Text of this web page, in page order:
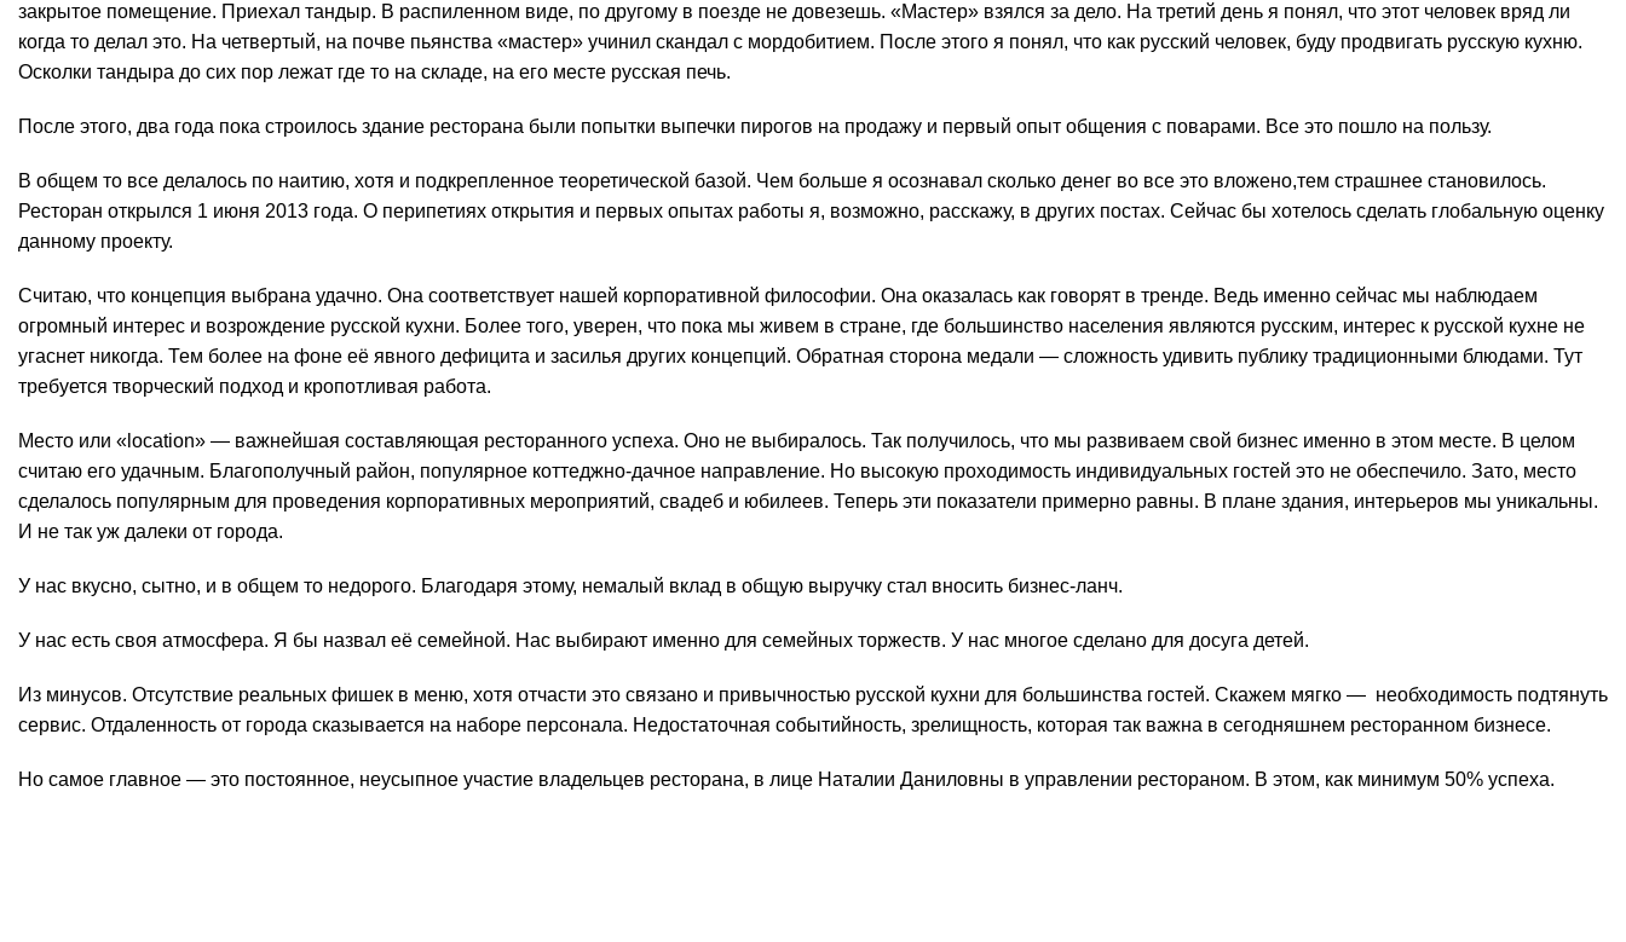
закрытое помещение. Приехал тандыр. В распиленном виде, по другому в поезде не довезешь. «Мастер» взялся за дело. На третий день я понял, что этот человек вряд ли
когда то делал это. На четвертый, на почве пьянства «мастер» учинил скандал с мордобитием. После этого я понял, что как русский человек, буду продвигать русскую кухню.
Осколки тандыра до сих пор лежат где то на складе, на его месте русская печь.
После этого, два года пока строилось здание ресторана были попытки выпечки пирогов на продажу и первый опыт общения с поварами. Все это пошло на пользу.
В общем то все делалось по наитию, хотя и подкрепленное теоретической базой. Чем больше я осознавал сколько денег во все это вложено,тем страшнее становилось.
Ресторан открылся 1 июня 2013 года. О перипетиях открытия и первых опытах работы я, возможно, расскажу, в других постах. Сейчас бы хотелось сделать глобальную оценку
данному проекту.
Считаю, что концепция выбрана удачно. Она соответствует нашей корпоративной философии. Она оказалась как говорят в тренде. Ведь именно сейчас мы наблюдаем
огромный интерес и возрождение русской кухни. Более того, уверен, что пока мы живем в стране, где большинство населения являются русским, интерес к русской кухне не
угаснет никогда. Тем более на фоне её явного дефицита и засилья других концепций. Обратная сторона медали — сложность удивить публику традиционными блюдами. Тут
требуется творческий подход и кропотливая работа.
Место или «location» — важнейшая составляющая ресторанного успеха. Оно не выбиралось. Так получилось, что мы развиваем свой бизнес именно в этом месте. В целом
считаю его удачным. Благополучный район, популярное коттеджно-дачное направление. Но высокую проходимость индивидуальных гостей это не обеспечило. Зато, место
сделалось популярным для проведения корпоративных мероприятий, свадеб и юбилеев. Теперь эти показатели примерно равны. В плане здания, интерьеров мы уникальны.
И не так уж далеки от города.
У нас вкусно, сытно, и в общем то недорого. Благодаря этому, немалый вклад в общую выручку стал вносить бизнес-ланч.
У нас есть своя атмосфера. Я бы назвал её семейной. Нас выбирают именно для семейных торжеств. У нас многое сделано для досуга детей.
Из минусов. Отсутствие реальных фишек в меню, хотя отчасти это связано и привычностью русской кухни для большинства гостей. Скажем мягко — необходимость подтянуть
сервис. Отдаленность от города сказывается на наборе персонала. Недостаточная событийность, зрелищность, которая так важна в сегодняшнем ресторанном бизнесе.
Но самое главное — это постоянное, неусыпное участие владельцев ресторана, в лице Наталии Даниловны в управлении рестораном. В этом, как минимум 50% успеха.